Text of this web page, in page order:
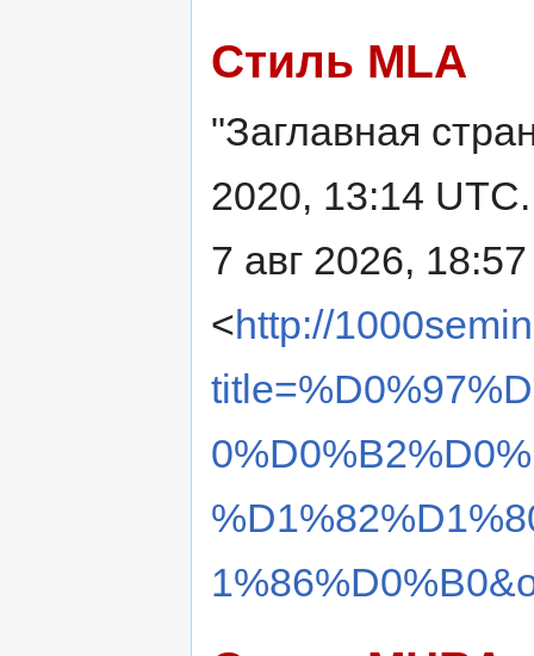
Стиль MLA
"Заглавная
2020, 13:14 UTC.
7 авг 2026, 18:57
<http://